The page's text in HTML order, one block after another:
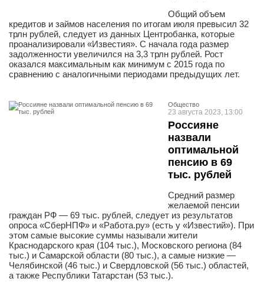
Общий объем
кредитов и займов населения по итогам июля превысил 32
трлн рублей, следует из данных Центробанка, которые
проанализировали «Известия». С начала года размер
задолженности увеличился на 3,3 трлн рублей. Рост
оказался максимальным как минимум с 2015 года по
сравнению с аналогичными периодами предыдущих лет.
Общество
23 августа 2023, 13:00
Россияне
назвали
оптимальной
пенсию в 69
тыс. рублей
Средний размер
желаемой пенсии
граждан РФ — 69 тыс. рублей, следует из результатов
опроса «СберНПФ» и «Работа.ру» (есть у «Известий»). При
этом самые высокие суммы называли жители
Краснодарского края (104 тыс.), Московского региона (84
тыс.) и Самарской области (80 тыс.), а самые низкие —
Челябинской (46 тыс.) и Свердловской (56 тыс.) областей,
а также Республики Татарстан (53 тыс.).